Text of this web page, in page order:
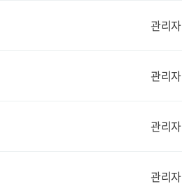
관리자
관리자
관리자
관리자